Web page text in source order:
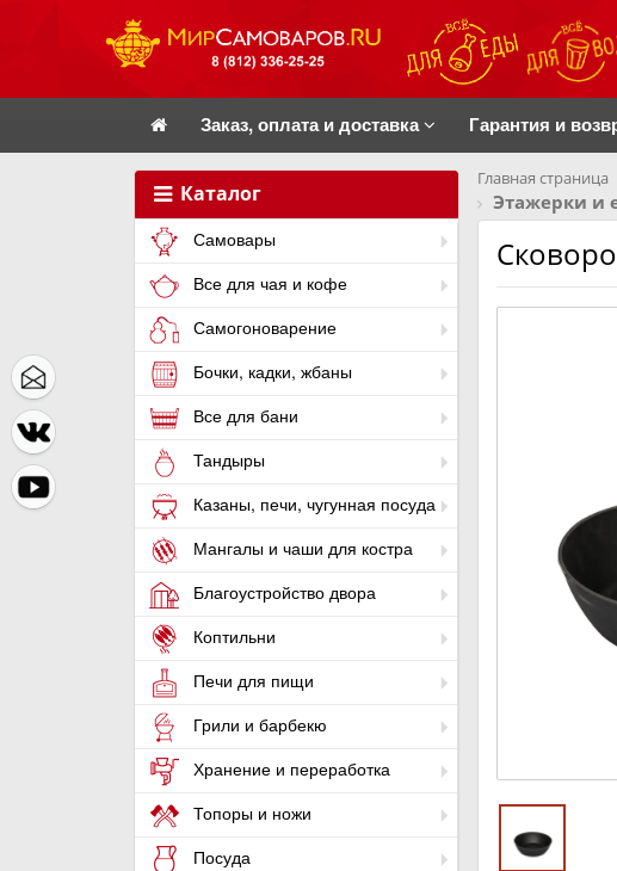
Заказ, оплата и доставка Гарантия и
Каталог
Самовары
Все для чая и кофе
Самогоноварение
Бочки, кадки, жбаны
Все для бани
Тандыры
Казаны, печи, чугунная посуда
Мангалы и чаши для костра
Благоустройство двора
Коптильни
Печи для пищи
Грили и барбекю
Хранение и переработка
Топоры и ножи
Посуда
Главная страница
Этажерки и